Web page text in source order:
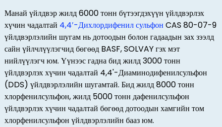
Манай үйлдвэр жилд 6000 тонн бүтээгдэхүүн үйлдвэрлэх
хүчин чадалтай 4,4′-Дихлордифенил сульфон CAS 80-07-9
үйлдвэрлэлийн шугам нь дотоодын болон гадаадын зах зээлд
сайн үйлчлүүлэгчид бөгөөд BASF, SOLVAY гэх мэт
нийлүүлэгч юм. Үүнээс гадна бид жилд 3000 тонн
үйлдвэрлэх хүчин чадалтай 4,4'-Диаминодифенилсульфон
(DDS) үйлдвэрлэлийн шугамтай. Бид жилд 8000 тонн
хлорфенилсульфон, жилд 5000 тонн дафенилсульфон
үйлдвэрлэх хүчин чадалтай бөгөөд дотоодын хамгийн том
хлорфенилсульфон үйлдвэрлэлийн бааз юм.